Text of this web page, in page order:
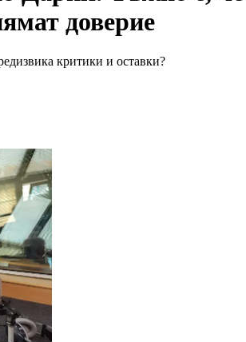
доверие
критики и оставки?